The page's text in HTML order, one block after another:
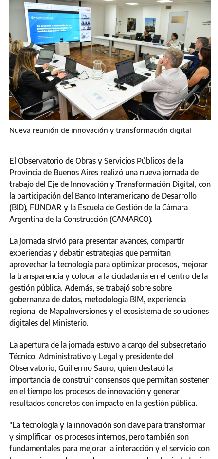
Nueva reunión de innovación y transformación digital
El Observatorio de Obras y Servicios Públicos de la
Provincia de Buenos Aires realizó una nueva jornada de
trabajo del Eje de Innovación y Transformación Digital, con
la participación del Banco Interamericano de Desarrollo
(BID), FUNDAR y la Escuela de Gestión de la Cámara
Argentina de la Construcción (CAMARCO).
La jornada sirvió para presentar avances, compartir
experiencias y debatir estrategias que permitan
aprovechar la tecnología para optimizar procesos, mejorar
la transparencia y colocar a la ciudadanía en el centro de la
gestión pública. Además, se trabajó sobre sobre
gobernanza de datos, metodología BIM, experiencia
regional de MapaInversiones y el ecosistema de soluciones
digitales del Ministerio.
La apertura de la jornada estuvo a cargo del subsecretario
Técnico, Administrativo y Legal y presidente del
Observatorio, Guillermo Sauro, quien destacó la
importancia de construir consensos que permitan sostener
en el tiempo los procesos de innovación y generar
resultados concretos con impacto en la gestión pública.
"La tecnología y la innovación son clave para transformar
y simplificar los procesos internos, pero también son
fundamentales para mejorar la interacción y el servicio con